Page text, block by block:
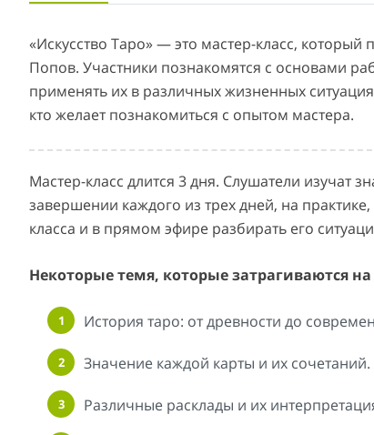
«Искусство Таро» — это мастер-класс,
Попов. Участники познакомятся с основами
применять их в различных жизненных
кто желает познакомиться с опытом мастера.
Мастер-класс длится 3 дня. Слушатели изучат
завершении каждого из трех дней, на
класса и в прямом эфире разбирать его
Некоторые темя, которые затрагиваются
История таро: от древности до
Значение каждой карты и их сочетаний.
Различные расклады и их